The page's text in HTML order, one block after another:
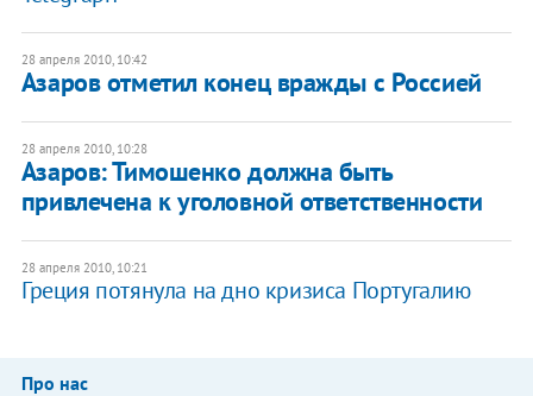
28 апреля 2010, 10:42
Азаров отметил конец вражды с Россией
28 апреля 2010, 10:28
Азаров: Тимошенко должна быть
привлечена к уголовной ответственности
28 апреля 2010, 10:21
Греция потянула на дно кризиса Португалию
Про нас